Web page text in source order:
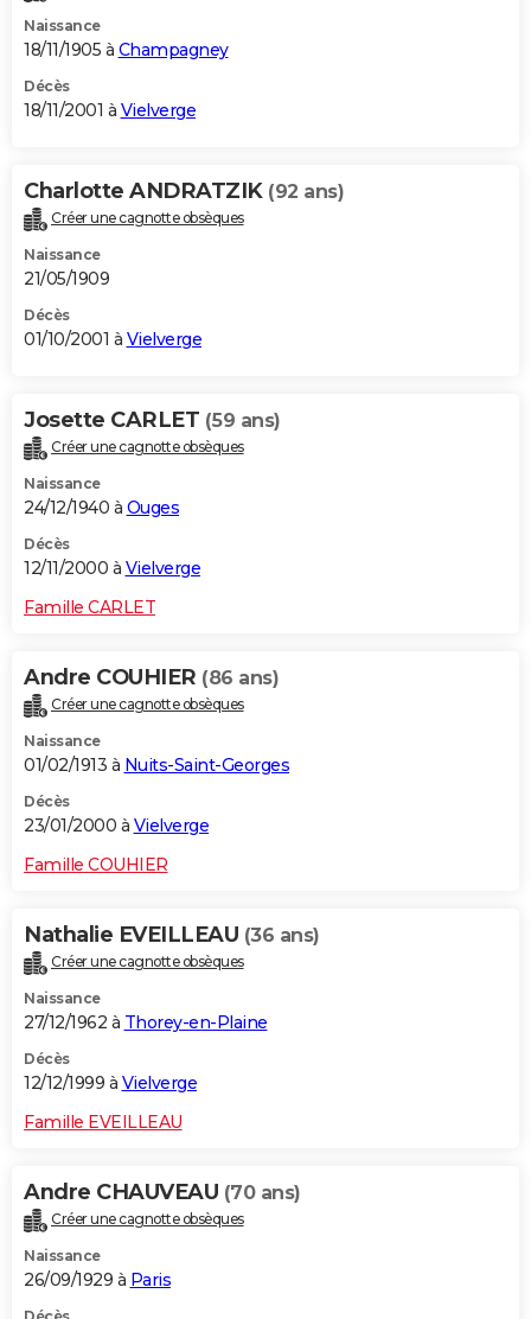
Naissance
18/11/1905 à Champagney
Décès
18/11/2001 à Vielverge
Charlotte ANDRATZIK (92 ans)
Créer une cagnotte obsèques
Naissance
21/05/1909
Décès
01/10/2001 à Vielverge
Josette CARLET (59 ans)
Créer une cagnotte obsèques
Naissance
24/12/1940 à Ouges
Décès
12/11/2000 à Vielverge
Famille CARLET
Andre COUHIER (86 ans)
Créer une cagnotte obsèques
Naissance
01/02/1913 à Nuits-Saint-Georges
Décès
23/01/2000 à Vielverge
Famille COUHIER
Nathalie EVEILLEAU (36 ans)
Créer une cagnotte obsèques
Naissance
27/12/1962 à Thorey-en-Plaine
Décès
12/12/1999 à Vielverge
Famille EVEILLEAU
Andre CHAUVEAU (70 ans)
Créer une cagnotte obsèques
Naissance
26/09/1929 à Paris
Décès